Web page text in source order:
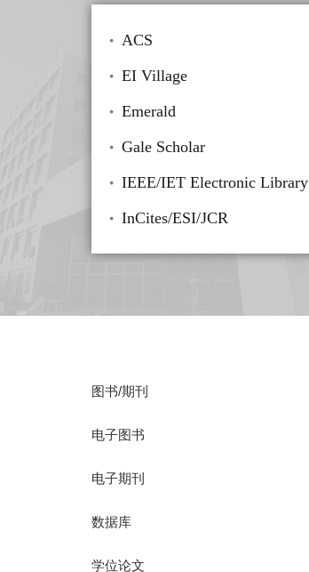
ACS
EI Village
Emerald
Gale Scholar
IEEE/IET Electronic Library
InCites/ESI/JCR
图书/期刊
电子图书
电子期刊
数据库
学位论文